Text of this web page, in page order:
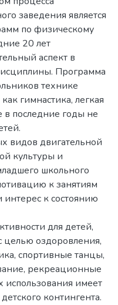
заведения является
по физическому
20 лет
аспект в
Программа
технике
гимнастика, легкая
в последние годы не
видов двигательной
культуры и
школьного
к занятиям
к состоянию
для детей,
целью оздоровления,
спортивные танцы,
рекреационные
использования имеет
контингента.